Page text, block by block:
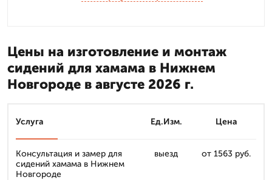
Цены на изготовление и монтаж
сидений для хамама в Нижнем
Новгороде в августе 2026 г.
Услуга Ед.Изм. Цена
Консультация и замер для
сидений хамама в Нижнем
Новгороде
выезд от 1563 руб.